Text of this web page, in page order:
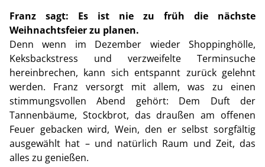
Franz sagt: Es ist nie zu früh die nächste
Weihnachtsfeier zu planen.
Denn wenn im Dezember wieder Shoppinghölle,
Keksbackstress und verzweifelte Terminsuche
hereinbrechen, kann sich entspannt zurück gelehnt
werden. Franz versorgt mit allem, was zu einen
stimmungsvollen Abend gehört: Dem Duft der
Tannenbäume, Stockbrot, das draußen am offenen
Feuer gebacken wird, Wein, den er selbst sorgfältig
ausgewählt hat – und natürlich Raum und Zeit, das
alles zu genießen.